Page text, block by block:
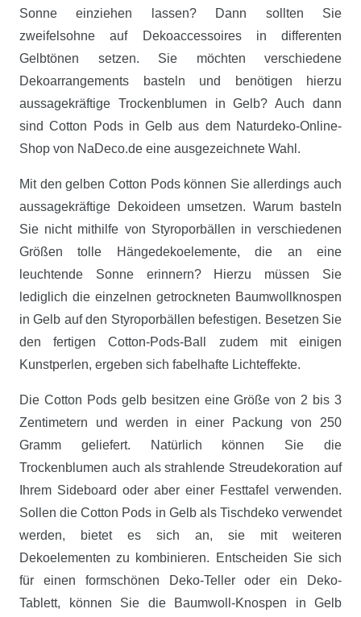
Sonne einziehen lassen? Dann sollten Sie
zweifelsohne auf Dekoaccessoires in differenten
Gelbtönen setzen. Sie möchten verschiedene
Dekoarrangements basteln und benötigen hierzu
aussagekräftige Trockenblumen in Gelb? Auch dann
sind Cotton Pods in Gelb aus dem Naturdeko-Online-
Shop von NaDeco.de eine ausgezeichnete Wahl.
Mit den gelben Cotton Pods können Sie allerdings auch
aussagekräftige Dekoideen umsetzen. Warum basteln
Sie nicht mithilfe von Styroporbällen in verschiedenen
Größen tolle Hängedekoelemente, die an eine
leuchtende Sonne erinnern? Hierzu müssen Sie
lediglich die einzelnen getrockneten Baumwollknospen
in Gelb auf den Styroporbällen befestigen. Besetzen Sie
den fertigen Cotton-Pods-Ball zudem mit einigen
Kunstperlen, ergeben sich fabelhafte Lichteffekte.
Die Cotton Pods gelb besitzen eine Größe von 2 bis 3
Zentimetern und werden in einer Packung von 250
Gramm geliefert. Natürlich können Sie die
Trockenblumen auch als strahlende Streudekoration auf
Ihrem Sideboard oder aber einer Festtafel verwenden.
Sollen die Cotton Pods in Gelb als Tischdeko verwendet
werden, bietet es sich an, sie mit weiteren
Dekoelementen zu kombinieren. Entscheiden Sie sich
für einen formschönen Deko-Teller oder ein Deko-
Tablett, können Sie die Baumwoll-Knospen in Gelb